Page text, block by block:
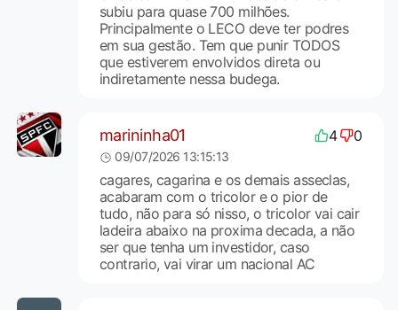
subiu para quase 700 milhões.
Principalmente o LECO deve ter podres
em sua gestão. Tem que punir TODOS
que estiverem envolvidos direta ou
indiretamente nessa budega.
marininha01 4 0
09/07/2026 13:15:13
cagares, cagarina e os demais asseclas,
acabaram com o tricolor e o pior de
tudo, não para só nisso, o tricolor vai cair
ladeira abaixo na proxima decada, a não
ser que tenha um investidor, caso
contrario, vai virar um nacional AC